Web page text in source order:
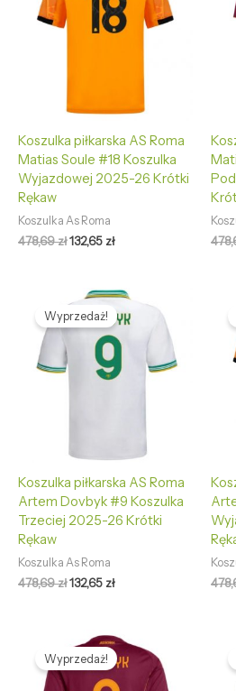
Koszulka piłkarska AS Roma
Matias Soule #18 Koszulka
Wyjazdowej 2025-26 Krótki
Rękaw
Koszulka As Roma
478,69zł132,65 zł
Wyprzedaż!
Koszulka piłkarska AS Roma
Artem Dovbyk #9 Koszulka
Trzeciej 2025-26 Krótki
Rękaw
Koszulka As Roma
478,69zł
Pierwotna
cena
wynosiła:
478,69 zł.
132,65 zł
Aktualna
cena
wynosi:
132,65 zł.
Wyprzedaż!
Pierwotna
cena
wynosiła:
478,69 zł.
Aktualna
cena
wynosi:
132,65 zł.